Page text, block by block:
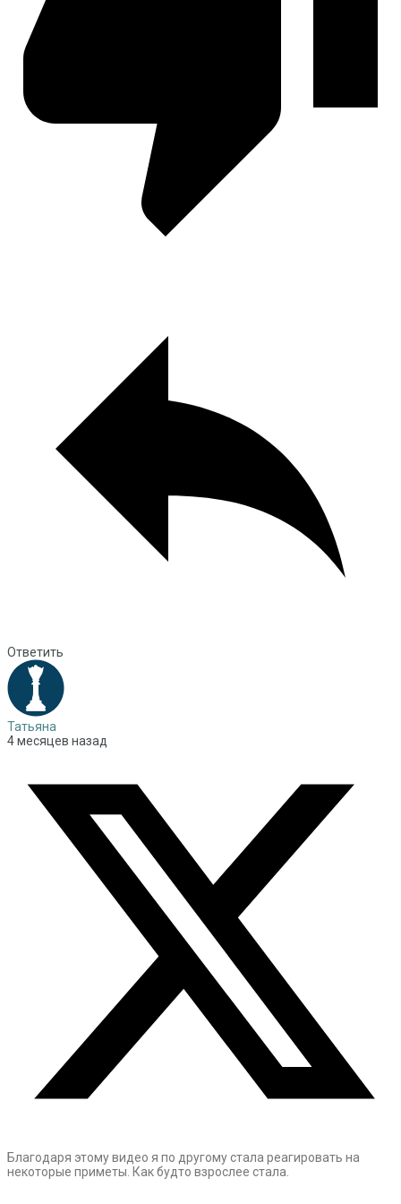
Ответить
Татьяна
4 месяцев назад
Благодаря этому видео я по другому стала реагировать на
некоторые приметы. Как будто взрослее стала.